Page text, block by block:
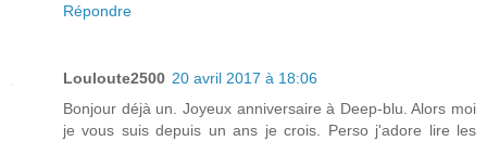
Répondre
Louloute2500 20 avril 2017 à 18:06
Bonjour déjà un. Joyeux anniversaire à Deep-blu. Alors moi
je vous suis depuis un ans je crois. Perso j'adore lire les